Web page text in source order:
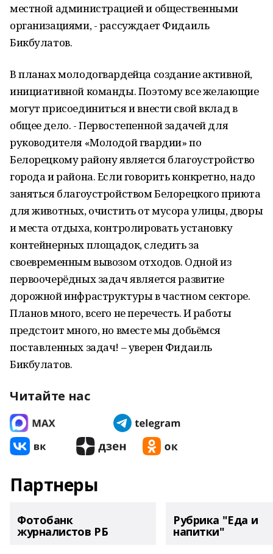
местной администрацией и общественными
организациями, - рассуждает Фидаиль
Бикбулатов.
В планах молодогвардейца создание активной,
инициативной команды. Поэтому все желающие
могут присоединиться и внести свой вклад в
общее дело. - Первостепенной задачей для
руководителя «Молодой гвардии» по
Белорецкому району является благоустройство
города и района. Если говорить конкретно, надо
заняться благоустройством Белорецкого приюта
для животных, очистить от мусора улицы, дворы
и места отдыха, контролировать установку
контейнерных площадок, следить за
своевременным вывозом отходов. Одной из
первоочерёдных задач является развитие
дорожной инфраструктуры в частном секторе.
Планов много, всего не перечесть. И работы
предстоит много, но вместе мы добьёмся
поставленных задач! – уверен Фидаиль
Бикбулатов.
Читайте нас
Партнеры
Фотобанк
журналистов РБ
Рубрика "Еда и
напитки"